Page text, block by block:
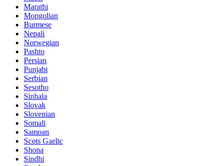
Marathi
Mongolian
Burmese
Nepali
Norwegian
Pashto
Persian
Punjabi
Serbian
Sesotho
Sinhala
Slovak
Slovenian
Somali
Samoan
Scots Gaelic
Shona
Sindhi